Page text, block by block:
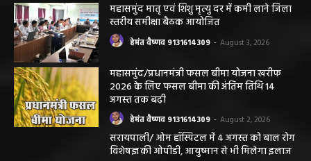
महासमुंद मातृ एवं शिशु मृत्यु दर में कमी लाने जिला
स्तरीय समीक्षा बैठक आयोजित
हेमंत वैष्णव 9131614309 - August 3, 2026
महासमुंद/प्रधानमंत्री फसल बीमा योजना खरीफ
2026 के लिए फसल बीमा की अंतिम तिथि 14
अगस्त तक बढ़ी
हेमंत वैष्णव 9131614309 - August 2, 2026
सरायपाली/ ओम हॉस्पिटल में 4 अगस्त को बाल रोग
विशेषज्ञ की ओपीडी, आयुष्मान से भी मिलेगा इलाज